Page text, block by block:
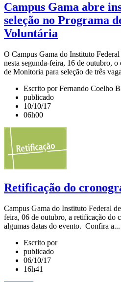
Campus Gama abre
seleção no Programa
Voluntária
O Campus Gama do Instituto
nesta segunda-feira, 16 de outubro, o
de Monitoria para seleção de três
Escrito por Fernando Coelho
publicado
10/10/17
06h00
Retificação do
Campus Gama do Instituto Federal
feira, 06 de outubro, a retificação do
algumas datas do evento. Confira a...
Escrito por
publicado
06/10/17
16h41